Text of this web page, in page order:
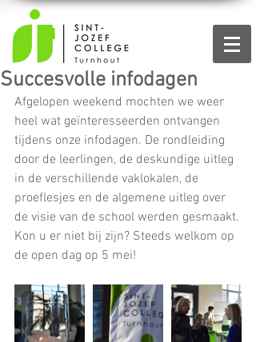
Succesvolle infodagen
Afgelopen weekend mochten we weer
heel wat geïnteresseerden ontvangen
tijdens onze infodagen. De rondleiding
door de leerlingen, de deskundige uitleg
in de verschillende vaklokalen, de
proeflesjes en de algemene uitleg over
de visie van de school werden gesmaakt.
Kon u er niet bij zijn? Steeds welkom op
de open dag op 5 mei!